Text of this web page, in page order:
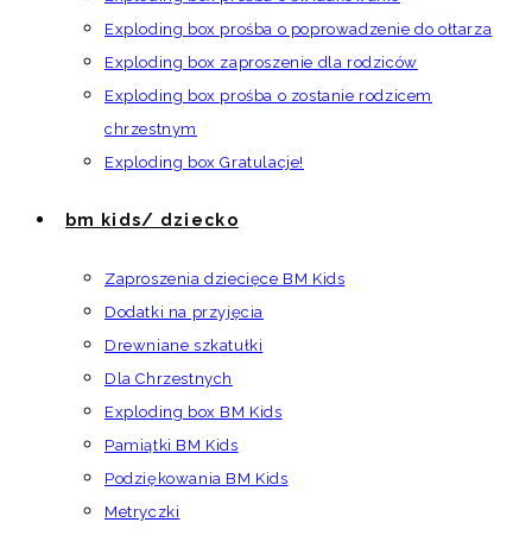
Exploding box prośba o poprowadzenie do ołtarza
Exploding box zaproszenie dla rodziców
Exploding box prośba o zostanie rodzicem
chrzestnym
Exploding box Gratulacje!
bm kids/ dziecko
Zaproszenia dziecięce BM Kids
Dodatki na przyjęcia
Drewniane szkatułki
Dla Chrzestnych
Exploding box BM Kids
Pamiątki BM Kids
Podziękowania BM Kids
Metryczki